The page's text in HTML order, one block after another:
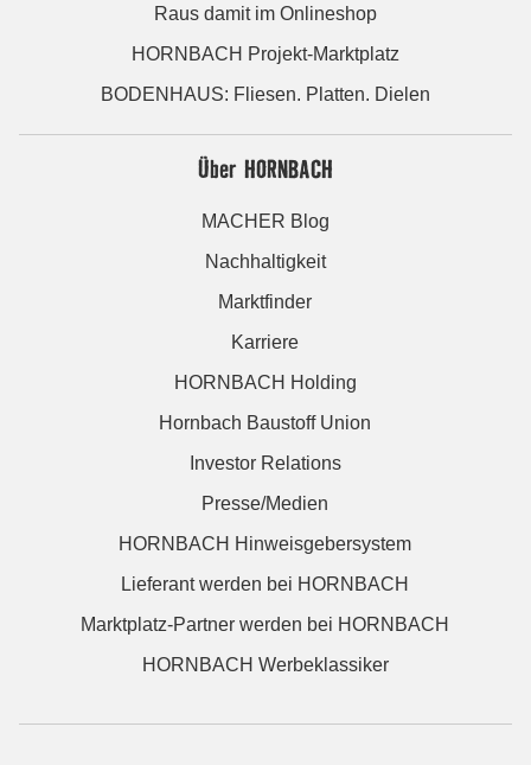
Raus damit im Onlineshop
HORNBACH Projekt-Marktplatz
BODENHAUS: Fliesen. Platten. Dielen
Über HORNBACH
MACHER Blog
Nachhaltigkeit
Marktfinder
Karriere
HORNBACH Holding
Hornbach Baustoff Union
Investor Relations
Presse/Medien
HORNBACH Hinweisgebersystem
Lieferant werden bei HORNBACH
Marktplatz-Partner werden bei HORNBACH
HORNBACH Werbeklassiker